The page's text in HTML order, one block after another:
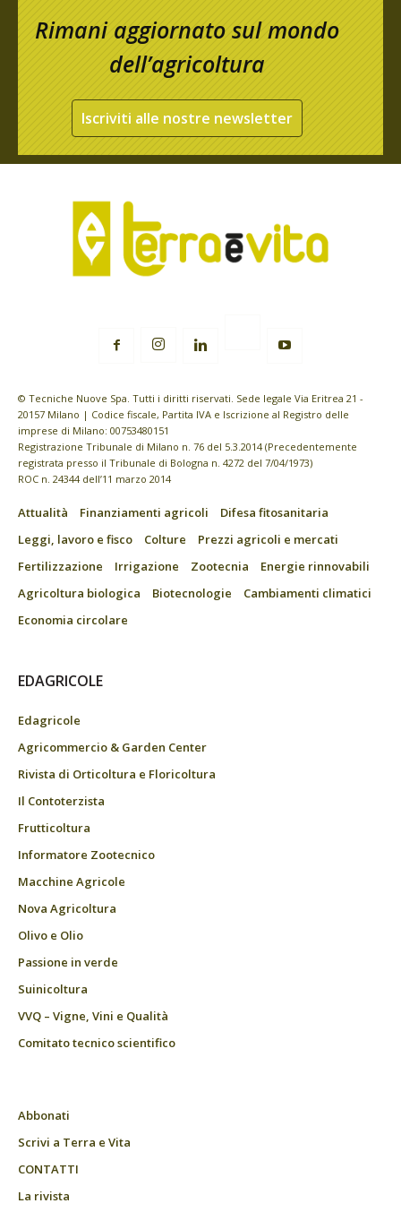
Rimani aggiornato sul mondo
dell’agricoltura
Iscriviti alle nostre newsletter
© Tecniche Nuove Spa. Tutti i diritti riservati. Sede legale Via Eritrea 21 -
20157 Milano | Codice fiscale, Partita IVA e Iscrizione al Registro delle
imprese di Milano: 00753480151
Registrazione Tribunale di Milano n. 76 del 5.3.2014 (Precedentemente
registrata presso il Tribunale di Bologna n. 4272 del 7/04/1973)
ROC n. 24344 dell’11 marzo 2014
Attualità Finanziamenti agricoli
Difesa fitosanitaria
Leggi, lavoro e fisco
Colture
Prezzi agricoli e mercati
Fertilizzazione
Irrigazione Zootecnia
Energie rinnovabili
Agricoltura biologica
Biotecnologie
Cambiamenti climatici
Economia circolare
EDAGRICOLE
Edagricole
Agricommercio & Garden Center
Rivista di Orticoltura e Floricoltura
Il Contoterzista
Frutticoltura
Informatore Zootecnico
Macchine Agricole
Nova Agricoltura
Olivo e Olio
Passione in verde
Suinicoltura
VVQ – Vigne, Vini e Qualità
Comitato tecnico scientifico
Abbonati
Scrivi a Terra e Vita
CONTATTI
La rivista